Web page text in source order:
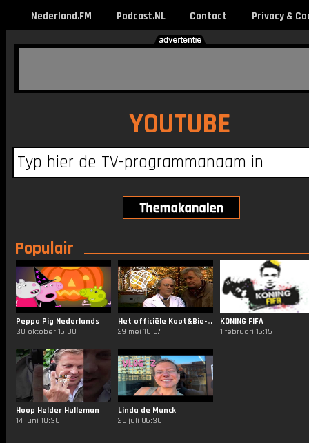
Nederland.FM Podcast.NL Contact Privacy &
YOUTUBE
Populair
Peppa Pig Nederlands
30 oktober 16:00
Het officiële Koot&Bie-kanaal
29 mei 10:57
KONING FIFA
1 februari 16:15
Hoop Helder Hulleman
14 juni 10:30
Linda de Munck
25 juli 06:30